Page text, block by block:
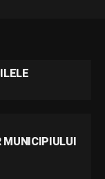
MUNICIPIULUI